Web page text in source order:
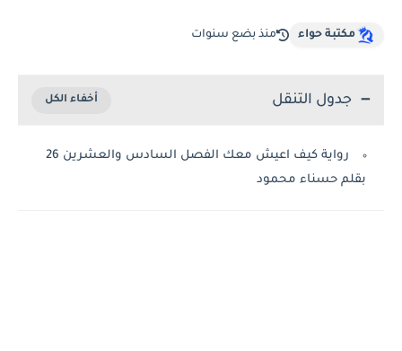
مكتبة حواء منذ بضع سنوات
جدول التنقل
رواية كيف اعيش معك الفصل السادس والعشرين 26
بقلم حسناء محمود